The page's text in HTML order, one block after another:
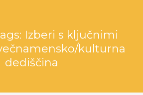
Izberi s ključnimi
kulturna
dediščina